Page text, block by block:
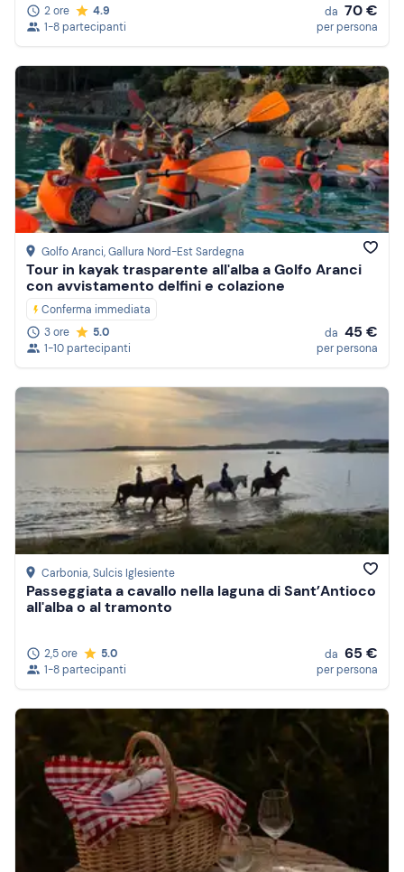
2 ore
4.9
1-8 partecipanti
da 70 €
per persona
Golfo Aranci, Gallura Nord-Est Sardegna
Tour in kayak trasparente all'alba a Golfo Aranci
con avvistamento delfini e colazione
Conferma immediata
3 ore
5.0
1-10 partecipanti
da 45 €
per persona
Carbonia, Sulcis Iglesiente
Passeggiata a cavallo nella laguna di Sant’Antioco
all'alba o al tramonto
2,5 ore
5.0
1-8 partecipanti
da 65 €
per persona